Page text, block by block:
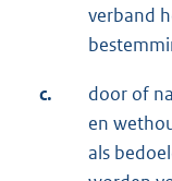
verband
c.
door of
en
als